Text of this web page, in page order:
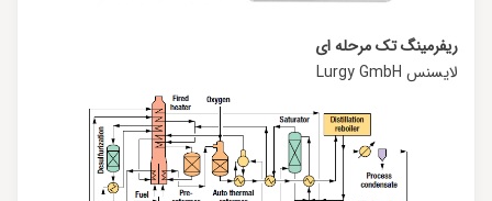
ریفرمینگ تک مرحله ای
لایسنس Lurgy GmbH